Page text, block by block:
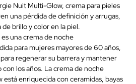
Nuit Multi-Glow, crema para pieles
una pérdida de definición y arrugas,
brillo y color en la piel.
una crema de noche
para mujeres mayores de 60 años,
regenerar su barrera y mantener
los años. La crema de noche
enriquecida con ceramidas, bayas